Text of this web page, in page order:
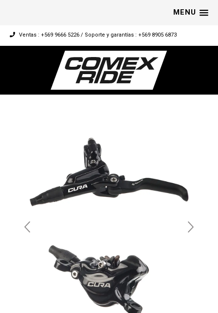
MENU
Ventas : +569 9666 5226 / Soporte y garantías : +569 8905 6873